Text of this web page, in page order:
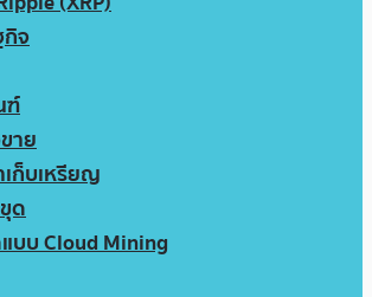
จ
ฑ์
าย
เก็บเหรียญ
ด
บบ Cloud Mining